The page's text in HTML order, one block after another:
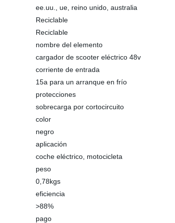
ee.uu., ue, reino unido, australia
Reciclable
Reciclable
nombre del elemento
cargador de scooter eléctrico 48v
corriente de entrada
15a para un arranque en frío
protecciones
sobrecarga por cortocircuito
color
negro
aplicación
coche eléctrico, motocicleta
peso
0,78kgs
eficiencia
>88%
pago